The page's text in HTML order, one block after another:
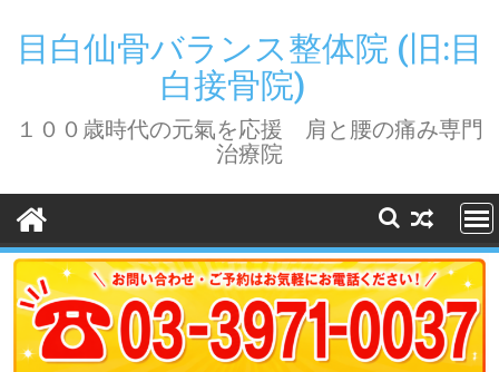
content
目白仙骨バランス整体院 (旧:目
白接骨院)
１００歳時代の元氣を応援 肩と腰の痛み専門
治療院